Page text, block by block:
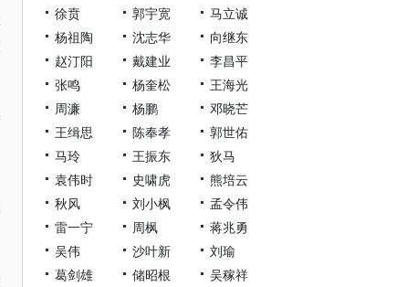
徐贲
郭宇宽
马立诚
杨祖陶
沈志华
向继东
赵汀阳
戴建业
李昌平
张鸣
杨奎松
王海光
周濂
杨鹏
邓晓芒
王缉思
陈奉孝
郭世佑
马玲
王振东
狄马
袁伟时
史啸虎
熊培云
秋风
刘小枫
孟令伟
雷一宁
周枫
蒋兆勇
吴伟
沙叶新
刘瑜
葛剑雄
储昭根
吴稼祥